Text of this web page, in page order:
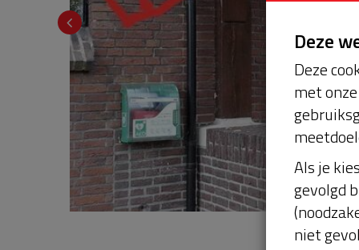
Deze
Deze
met
Als je
gevolgd
niet